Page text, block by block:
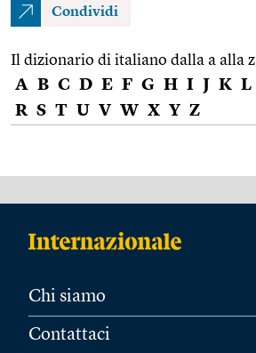
Condividi
Il dizionario di italiano dalla a alla z
A B C D E F G H I J K L
R S T U V W X Y Z
Chi siamo
Contattaci